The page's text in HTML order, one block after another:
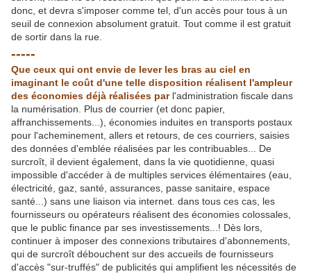
donc, et devra s'imposer comme tel, d'un accès pour tous à un
seuil de connexion absolument gratuit. Tout comme il est gratuit
de sortir dans la rue.
-----
Que ceux qui ont envie de lever les bras au ciel en
imaginant le coût d'une telle disposition réalisent l'ampleur
des économies déjà réalisées parl'administration fiscale dans
la numérisation. Plus de courrier (et donc papier,
affranchissements...), économies induites en transports postaux
pour l'acheminement, allers et retours, de ces courriers, saisies
des données d'emblée réalisées par les contribuables... De
surcroît, il devient également, dans la vie quotidienne, quasi
impossible d'accéder à de multiples services élémentaires (eau,
électricité, gaz, santé, assurances, passe sanitaire, espace
santé...) sans une liaison via internet. dans tous ces cas, les
fournisseurs ou opérateurs réalisent des économies colossales,
que le public finance par ses investissements...! Dès lors,
continuer à imposer des connexions tributaires d'abonnements,
qui de surcroît débouchent sur des accueils de fournisseurs
d'accès "sur-truffés" de publicités qui amplifient les nécessités de